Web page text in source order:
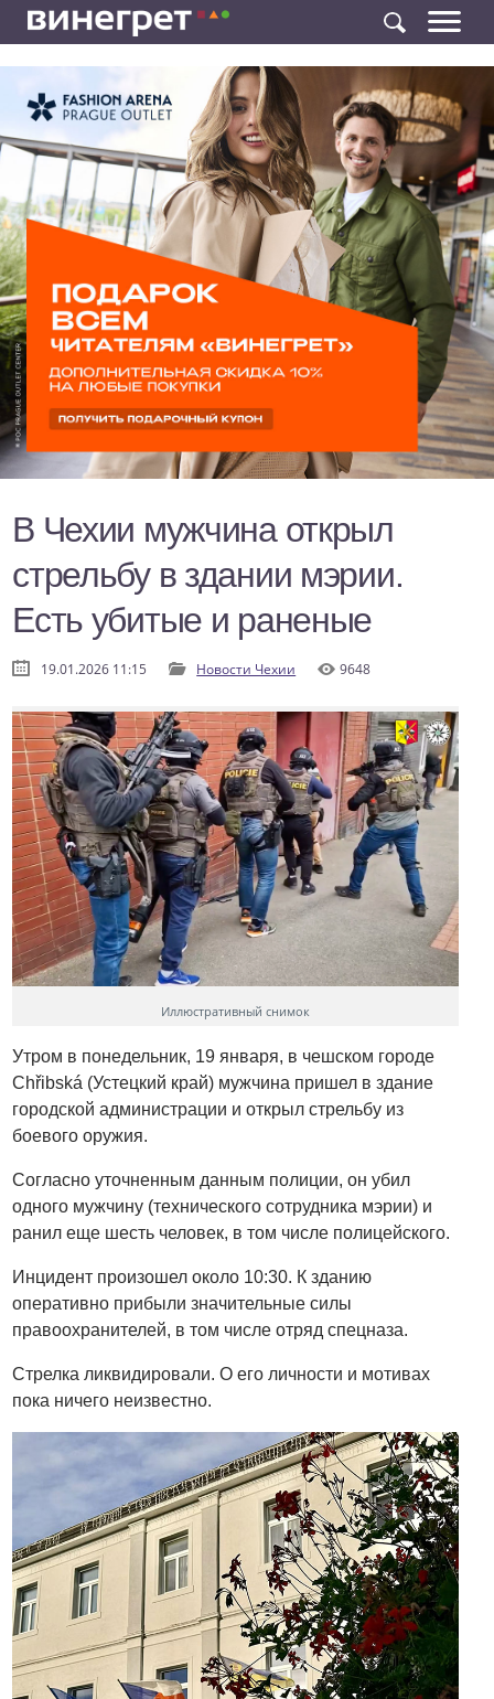
В Чехии мужчина открыл
стрельбу в здании мэрии.
Есть убитые и раненые
19.01.2026 11:15 Новости Чехии 9648
Иллюстративный снимок
Утром в понедельник, 19 января, в чешском городе
Chřibská (Устецкий край) мужчина пришел в здание
городской администрации и открыл стрельбу из
боевого оружия.
Согласно уточненным данным полиции, он убил
одного мужчину (технического сотрудника мэрии) и
ранил еще шесть человек, в том числе полицейского.
Инцидент произошел около 10:30. К зданию
оперативно прибыли значительные силы
правоохранителей, в том числе отряд спецназа.
Стрелка ликвидировали. О его личности и мотивах
пока ничего неизвестно.